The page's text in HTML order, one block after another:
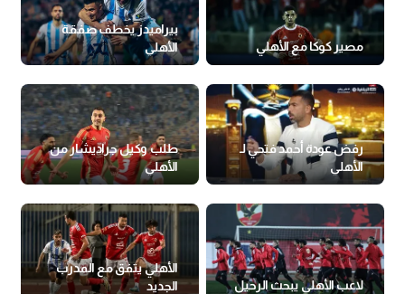
مصير كوكا مع الأهلي
بيراميدز يخطف صفقة
الأهلي
رفض عودة أحمد فتحي لـ
الأهلي
طلب وكيل جراديشار من
الأهلي
لاعب الأهلي يبحث الرحيل
الأهلي يتفق مع المدرب
الجديد